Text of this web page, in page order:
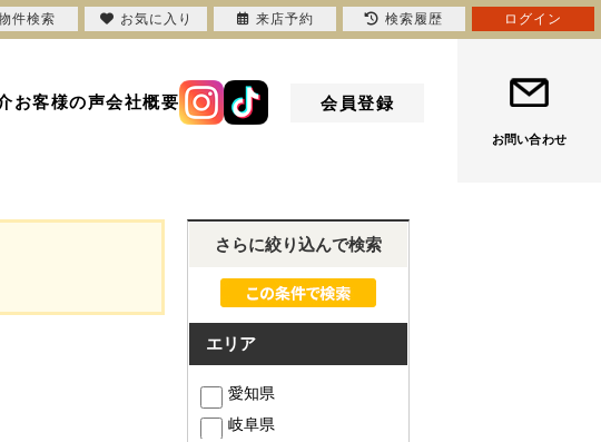
お客様の声会社概要 会員登録
お問い合わせ
さらに絞り込んで検索
エリア
愛知県
岐阜県
件検索 お気に入り 来店予約 検索履歴 ログイン